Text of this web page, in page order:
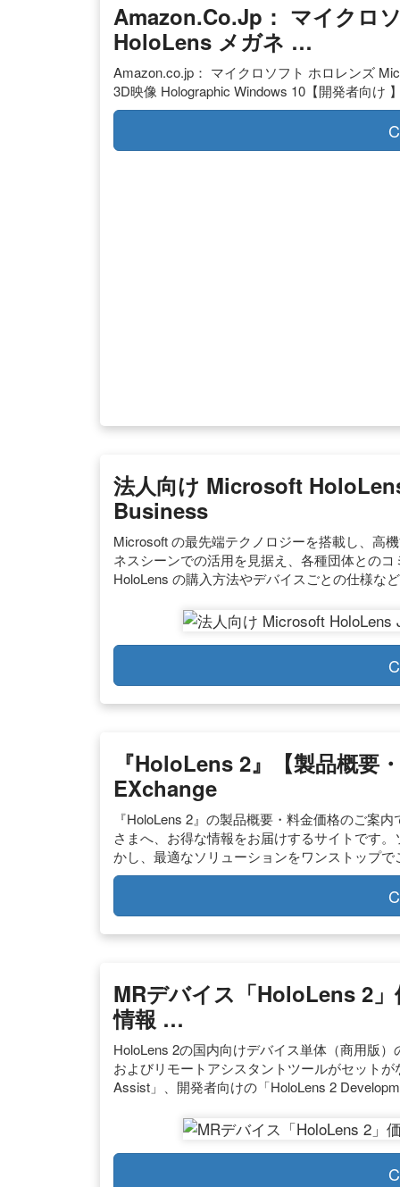
Amazon.co.jp： マイクロ
HoloLens メガネ …
Amazon.co.jp： マイクロソフト ホロレンズ
3D映像 Holographic Windows 10【開発者向け
法人向け Microsoft
Business
Microsoft の最先端テクノロジーを搭載し、高
ネスシーンでの活用を見据え、各種団体との
HoloLens の購入方法やデバイスごとの仕様な
『HoloLens 2』【製品概要
EXchange
『HoloLens 2』の製品概要・料金価格のご案
さまへ、お得な情報をお届けするサイトです
かし、最適なソリューションをワンストップ
MRデバイス「HoloLens 2
情報 …
HoloLens 2の国内向けデバイス単体（商用版
およびリモートアシスタントツールがセット
Assist」、開発者向けの「HoloLens 2